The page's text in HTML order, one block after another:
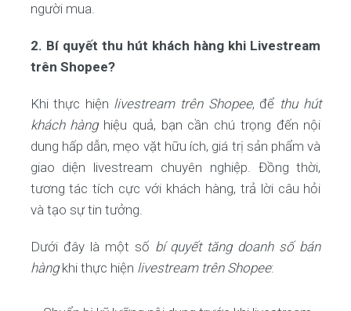
người mua.
2. Bí quyết thu hút khách hàng khi Livestream
trên Shopee?
Khi thực hiện livestream trên Shopee, để thu hút
khách hànghiệu quả, bạn cần chú trọng đến nội
dung hấp dẫn, mẹo vặt hữu ích, giá trị sản phẩm và
giao diện livestream chuyên nghiệp. Đồng thời,
tương tác tích cực với khách hàng, trả lời câu hỏi
và tạo sự tin tưởng.
Dưới đây là một số bí quyết tăng doanh số bán
hàngkhi thực hiện livestream trên Shopee: